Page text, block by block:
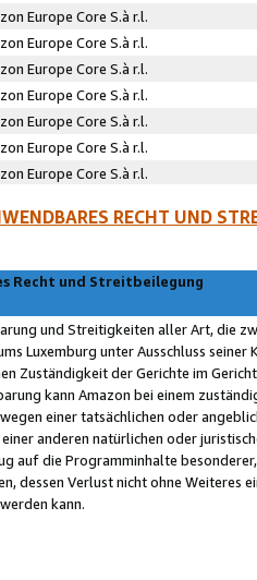
Europe Core S.à r.l.
Europe Core S.à r.l.
Europe Core S.à r.l.
Europe Core S.à r.l.
Europe Core S.à r.l.
Europe Core S.à r.l.
Europe Core S.à r.l.
RECHT UND
Recht und Streitbeilegung
und Streitigkeiten aller Art, die
Luxemburg unter Ausschluss
Zuständigkeit der Gerichte im
kann Amazon bei einem
einer tatsächlichen oder
anderen natürlichen oder
auf die Programminhalte
dessen Verlust nicht ohne Weiteres
kann.